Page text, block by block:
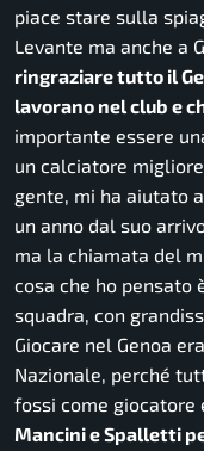
piace stare sulla
Levante ma anche a
ringraziare tutto il
lavorano nel club e
importante essere
un calciatore
gente, mi ha aiutato
un anno dal suo
ma la chiamata del
cosa che ho pensato
squadra, con
Giocare nel Genoa
Nazionale, perché
fossi come giocatore
Mancini e Spalletti